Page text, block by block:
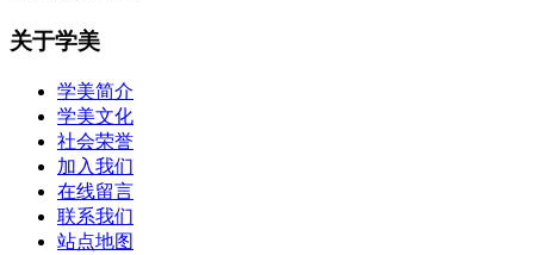
关于学美
学美简介
学美文化
社会荣誉
加入我们
在线留言
联系我们
站点地图